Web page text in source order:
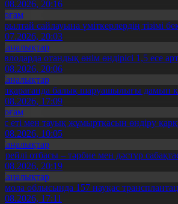
20:16
сайлауына үміткерлердің тізімі
20:03
отандық өнім өндірісі 1,5 есе
20:06
балық шаруашылығы дамып
17:09
еті мен тауық жұмыртқасын өндіру
10:05
отбасы – тәрбие мен дәстүр
20:19
облысында 157 науқас
17:11